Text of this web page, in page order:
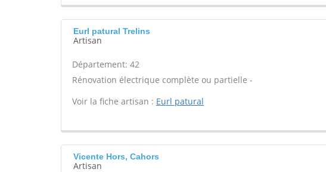
Eurl patural Trelins
Artisan
Département: 42
Rénovation électrique complète ou partielle -
Voir la fiche artisan : Eurl patural
Vicente Hors, Cahors
Artisan